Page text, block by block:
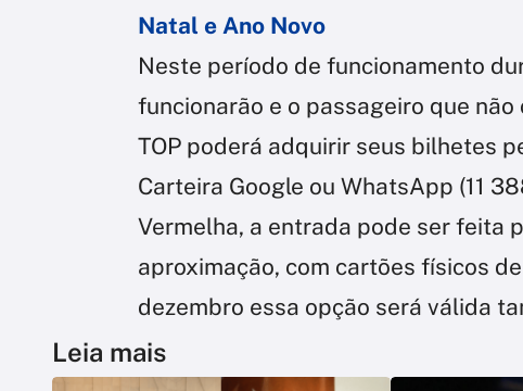
Natal e Ano Novo
Neste período de funcionamento
funcionarão e o passageiro que
TOP poderá adquirir seus bilhetes
Carteira Google ou WhatsApp (11
Vermelha, a entrada pode ser feita
aproximação, com cartões físicos
dezembro essa opção será válida
Leia mais